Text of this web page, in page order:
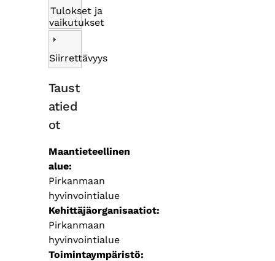
Tulokset ja
vaikutukset
Siirrettävyys
Taust
atied
ot
Maantieteellinen
alue
Pirkanmaan
hyvinvointialue
Kehittäjäorganisaatiot
Pirkanmaan
hyvinvointialue
Toimintaympäristö